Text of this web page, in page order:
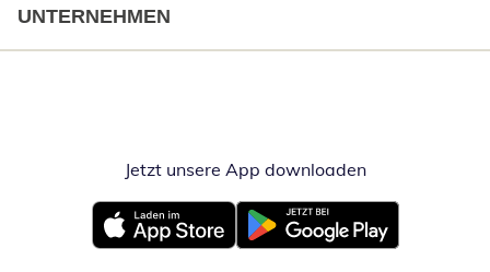
UNTERNEHMEN
Jetzt unsere App downloadenÖffnet in
Öffnet in neuem FensterÖffnet in neuem Fenster